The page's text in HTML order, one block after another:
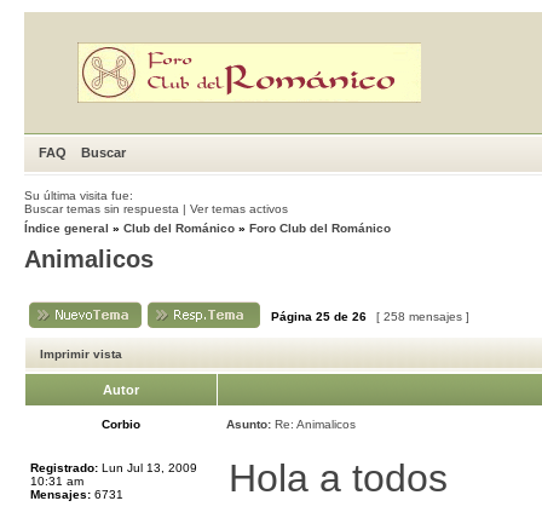
FAQ Buscar
Su última visita fue:
Buscar temas sin respuesta | Ver temas activos
Índice general » Club del Románico » Foro Club del Románico
Animalicos
Página 25 de 26 [ 258 mensajes ]
Imprimir vista
Autor
Corbio Asunto: Re: Animalicos
Registrado: Lun Jul 13, 2009
10:31 am
Mensajes: 6731 Hola a todos